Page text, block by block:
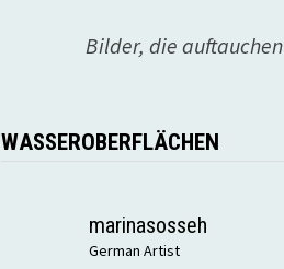
Bilder, die auftauchen
WASSEROBERFLÄCHEN
marinasosseh
German Artist